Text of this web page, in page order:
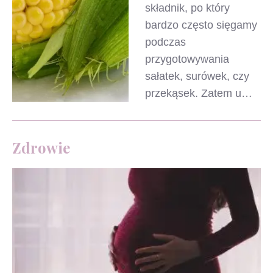
składnik, po który
bardzo często sięgamy
podczas
przygotowywania
sałatek, surówek, czy
przekąsek. Zatem u…
Zdrowie